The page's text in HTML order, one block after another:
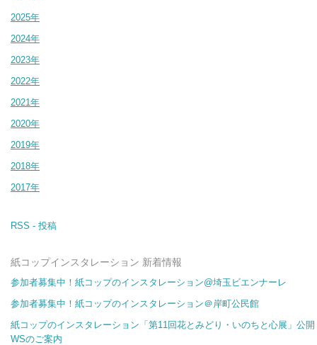
2025年
2024年
2023年
2022年
2021年
2020年
2019年
2018年
2017年
RSS - 投稿
紙コップインスタレーション 新着情報
参加者募集中！紙コップのインスタレーション@埼玉ビエンナーレ
参加者募集中！紙コップのインスタレーション＠岸町公民館
紙コップのインスタレーション「第11回花とみどり・いのちと心展」公開
WSのご案内